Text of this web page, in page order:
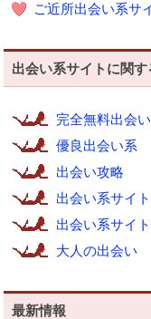
ご近所出会い系サ
出会い系サイトに関す
完全無料出会い
優良出会い系
出会い攻略
出会い系サイト
出会い系サイ
大人の出会い
最新情報